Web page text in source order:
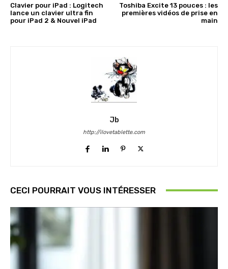
Clavier pour iPad : Logitech
lance un clavier ultra fin
pour iPad 2 & Nouvel iPad
Toshiba Excite 13 pouces : les
premières vidéos de prise en
main
Jb
http://ilovetablette.com
CECI POURRAIT VOUS INTÉRESSER